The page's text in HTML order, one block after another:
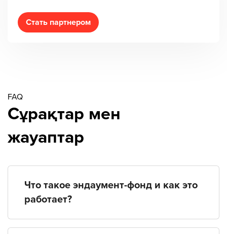
Стать партнером
FAQ
Сұрақтар мен
жауаптар
Что такое эндаумент-фонд и как это
работает?